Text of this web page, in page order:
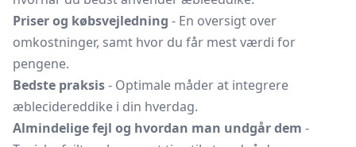
Priser og købsvejledning - En oversigt over
omkostninger, samt hvor du får mest værdi for
pengene.
Bedste praksis- Optimale måder at integrere
æblecidereddike i din hverdag.
Almindelige fejl og hvordan man undgår dem -